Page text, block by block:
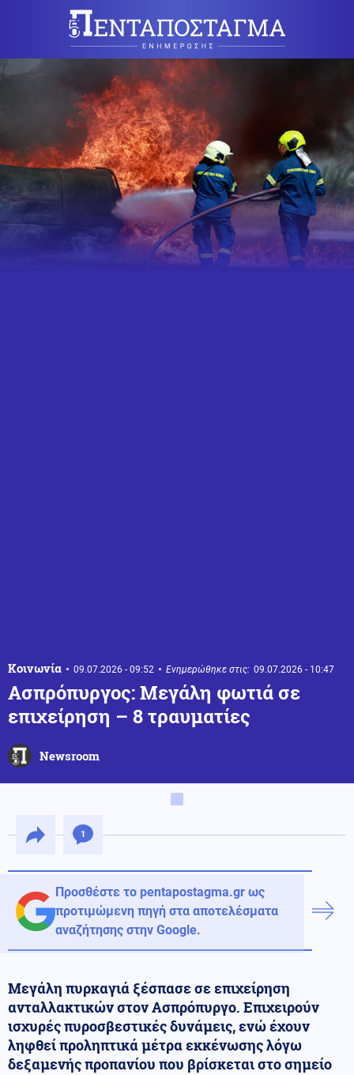
Κοινωνία 09.07.2026 - 09:52 Ενημερώθηκε στις: 09.07.2026 - 10:47
Ασπρόπυργος: Μεγάλη φωτιά σε
επιχείρηση – 8 τραυματίες
Newsroom
1
Προσθέστε το pentapostagma.gr ως
προτιμώμενη πηγή στα αποτελέσματα
αναζήτησης στην Google.
Μεγάλη πυρκαγιά ξέσπασε σε επιχείρηση
ανταλλακτικών στον Ασπρόπυργο. Επιχειρούν
ισχυρές πυροσβεστικές δυνάμεις, ενώ έχουν
ληφθεί προληπτικά μέτρα εκκένωσης λόγω
δεξαμενής προπανίου που βρίσκεται στο σημείο